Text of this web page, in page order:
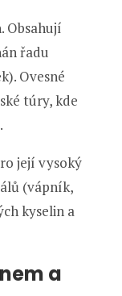
Obsahují
řadu
Ovesné
túry, kde
její vysoký
(vápník,
kyselin a
a